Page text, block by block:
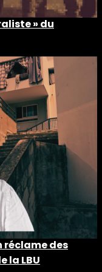
» du
réclame des
la LBU